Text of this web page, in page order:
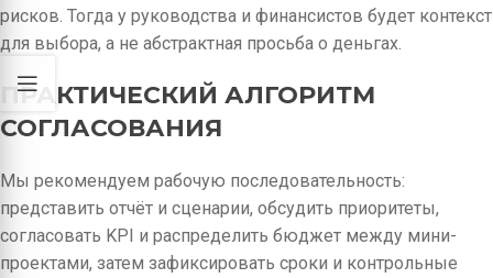
рисков. Тогда у руководства и финансистов будет контекст
для выбора, а не абстрактная просьба о деньгах.
ПРАКТИЧЕСКИЙ АЛГОРИТМ
СОГЛАСОВАНИЯ
Мы рекомендуем рабочую последовательность:
представить отчёт и сценарии, обсудить приоритеты,
согласовать KPI и распределить бюджет между мини-
проектами, затем зафиксировать сроки и контрольные